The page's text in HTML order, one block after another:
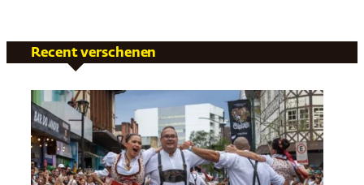
Recent verschenen